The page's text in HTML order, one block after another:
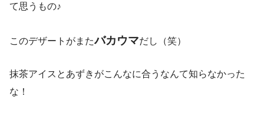
て思うもの♪
このデザートがまたバカウマだし（笑）
抹茶アイスとあずきがこんなに合うなんて知らなかった
な！